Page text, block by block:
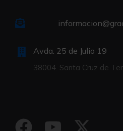
Avda. 25 de Julio 19
38004. Santa Cruz de